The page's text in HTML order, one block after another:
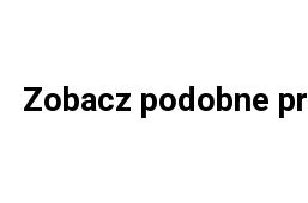
Zobacz podobne